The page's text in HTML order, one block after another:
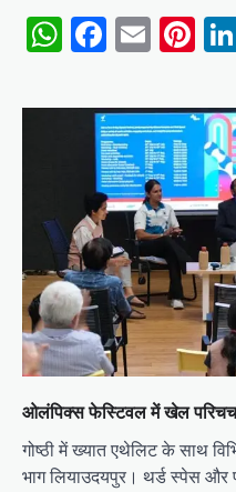
WhatsApp
Email
ओलंपिक्स फेस्टिवल में खेल
गोष्ठी में ख्यात एथेलिट के साथ
भाग लियाउदयपुर। थर्ड स्पेस और